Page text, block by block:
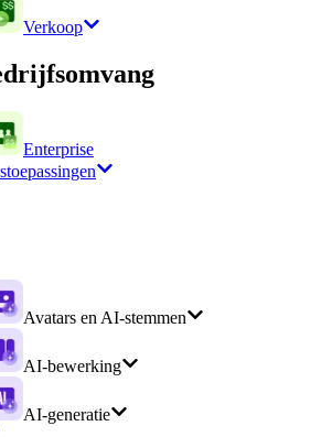
Verkoop
Enterprise
Avatars en AI-stemmen
AI-bewerking
AI-generatie